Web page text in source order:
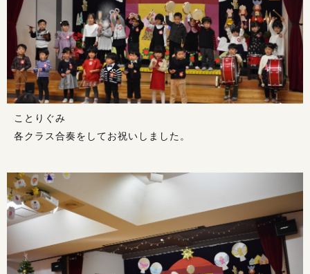
ことりぐみ
各クラス合奏をしてお祝いしました。